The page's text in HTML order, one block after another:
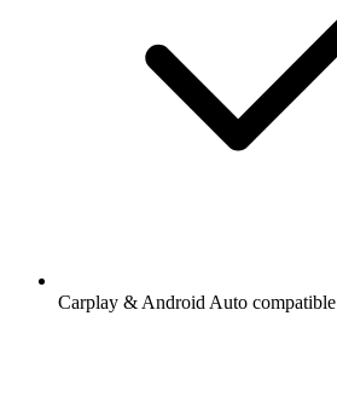
Carplay & Android Auto compatible